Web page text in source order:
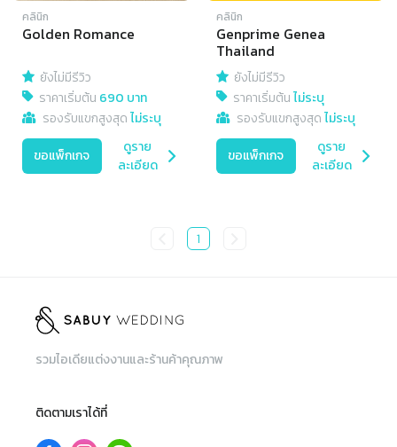
คลินิก
Golden Romance
ยังไม่มีรีวิว
ราคาเริ่มต้น 690 บาท
รองรับแขกสูงสุดไม่ระบุ
ขอแพ็กเกจ
ดูราย
ละเอียด
คลินิก
Genprime Genea
Thailand
ยังไม่มีรีวิว
ราคาเริ่มต้นไม่ระบุ
รองรับแขกสูงสุดไม่ระบุ
ขอแพ็กเกจ
ดูราย
ละเอียด
1
รวมไอเดียแต่งงานและร้านค้าคุณภาพ
ติดตามเราได้ที่